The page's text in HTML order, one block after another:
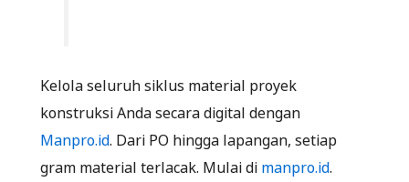
Kelola seluruh siklus material proyek
konstruksi Anda secara digital dengan
Manpro.id. Dari PO hingga lapangan, setiap
gram material terlacak. Mulai dimanpro.id.